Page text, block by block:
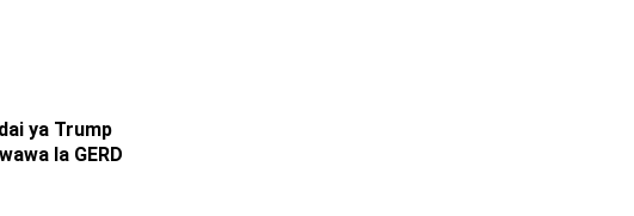
ya Trump
la GERD